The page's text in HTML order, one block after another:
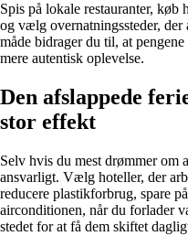
Spis på lokale restauranter,
og vælg overnatningssteder, der
måde bidrager du til, at
mere autentisk oplevelse.
Den afslappede
stor effekt
Selv hvis du mest drømmer om
ansvarligt. Vælg hoteller, der
reducere plastikforbrug, spare
airconditionen, når du forlader
stedet for at få dem skiftet